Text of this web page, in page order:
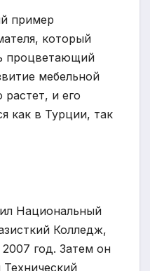
пример
который
процветающий
мебельной
и его
как в Турции, так
Национальный
Колледж,
год. Затем он
Технический